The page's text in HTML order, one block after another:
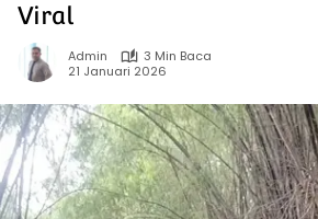
Viral
Admin
3 Min Baca
21 Januari 2026